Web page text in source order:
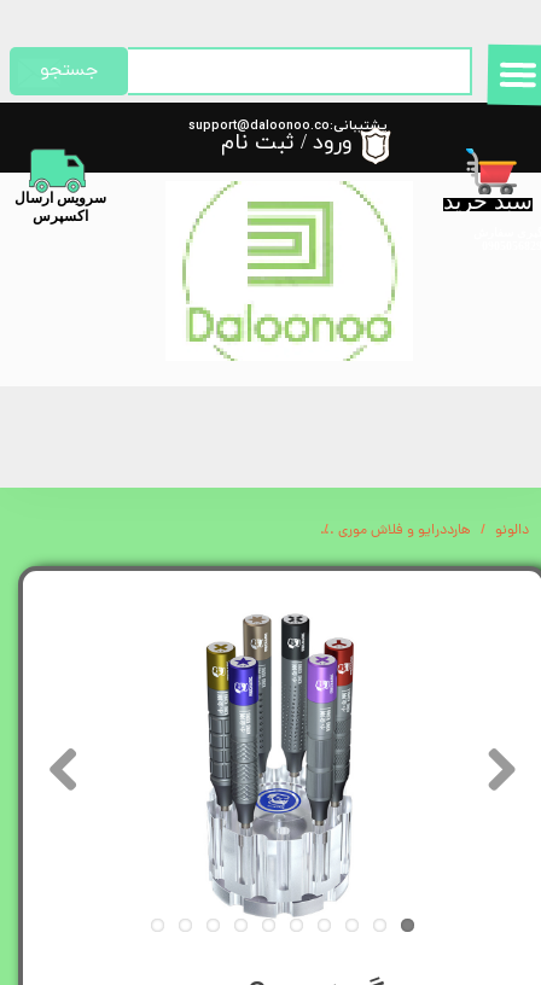
پشتیبانی:support@daloonoo.co
m
سبد خرید
​سرویس ارسال
اکسپرس
جستجو
ورود / ثبت نام
حساب کاربری من
تغییر گذر واژه
سفارشات
خروج از حساب کاربری
دالونو هارددرایو و فلاش موری